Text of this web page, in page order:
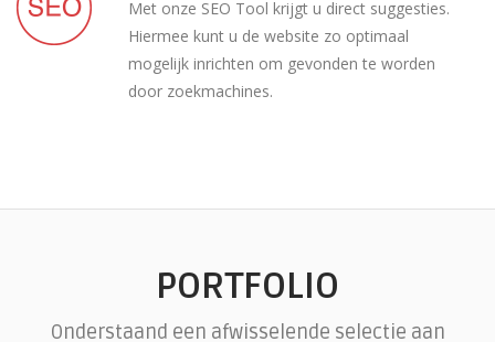
Met onze SEO Tool krijgt u direct suggesties.
Hiermee kunt u de website zo optimaal
mogelijk inrichten om gevonden te worden
door zoekmachines.
PORTFOLIO
Onderstaand een afwisselende selectie aan